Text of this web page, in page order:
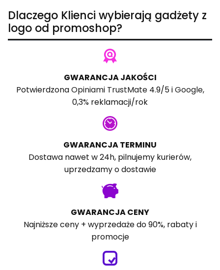
Dlaczego Klienci wybierają gadżety z
logo od promoshop?
GWARANCJA JAKOŚCI
PotwierdzonaOpiniami TrustMate4.9/5 iGoogle,
0,3% reklamacji/rok
GWARANCJA TERMINU
Dostawa nawet w 24h, pilnujemy kurierów,
uprzedzamy o dostawie
GWARANCJA CENY
Najniższe ceny + wyprzedaże do 90%, rabaty i
promocje